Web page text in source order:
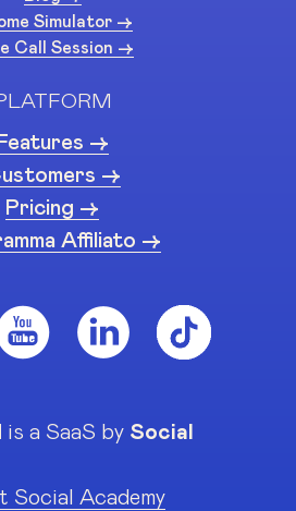
Simulator ->
Call Session ->
Features ->
->
Pricing ->
Affiliato ->
is a SaaS by Social
Social Academy